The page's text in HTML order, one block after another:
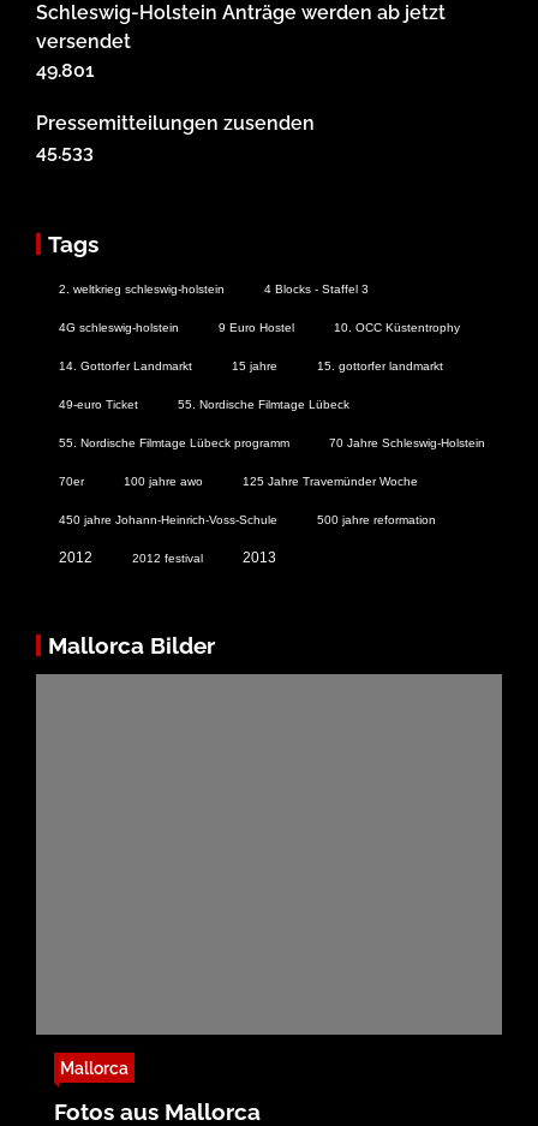
Schleswig-Holstein Anträge werden ab jetzt
versendet
49.801
Pressemitteilungen zusenden
45.533
Tags
2. weltkrieg schleswig-holstein 4 Blocks - Staffel 3
4G schleswig-holstein 9 Euro Hostel 10. OCC Küstentrophy
14. Gottorfer Landmarkt 15 jahre 15. gottorfer landmarkt
49-euro Ticket 55. Nordische Filmtage Lübeck
55. Nordische Filmtage Lübeck programm 70 Jahre Schleswig-Holstein
70er 100 jahre awo 125 Jahre Travemünder Woche
450 jahre Johann-Heinrich-Voss-Schule 500 jahre reformation
2012 2012 festival 2013
Mallorca Bilder
Mallorca
Fotos aus Mallorca